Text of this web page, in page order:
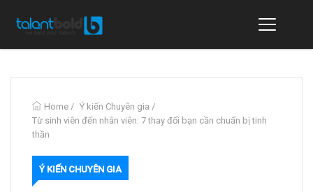
Home / Ý kiến Chuyên gia /
Từ sinh viên đến nhân viên: 7 thay đổi bạn cần chuẩn bị tinh
thần
Ý KIẾN CHUYÊN GIA